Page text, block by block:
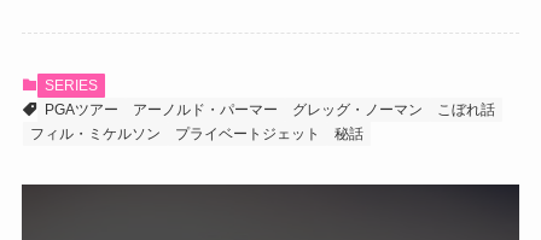
SERIES
PGAツアー
アーノルド・パーマー グレッグ・ノーマン
こぼれ話
フィル・ミケルソン
プライベートジェット 秘話